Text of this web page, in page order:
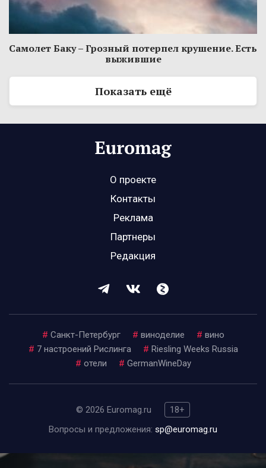
Самолет Баку – Грозный потерпел крушение. Есть
выжившие
Показать ещё
О проекте
Контакты
Реклама
Партнеры
Редакция
# Санкт-Петербург # виноделие # вино
# 7 настроений Рислинга # Riesling Weeks Russia
# отели # GermanWineDay
© 2026 Euromag.ru
18+
Вопросы и предложения: sp@euromag.ru